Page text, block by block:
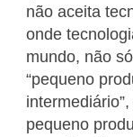
não aceita
onde
mundo, não
“pequeno
pequeno